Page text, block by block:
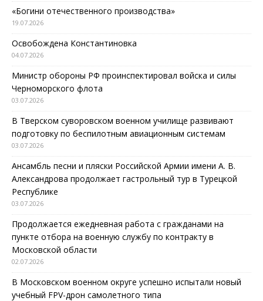
«Богини отечественного производства»
19.07.2026
Освобождена Константиновка
04.07.2026
Министр обороны РФ проинспектировал войска и силы
Черноморского флота
03.07.2026
В Тверском суворовском военном училище развивают
подготовку по беспилотным авиационным системам
03.07.2026
Ансамбль песни и пляски Российской Армии имени А. В.
Александрова продолжает гастрольный тур в Турецкой
Республике
03.07.2026
Продолжается ежедневная работа с гражданами на
пункте отбора на военную службу по контракту в
Московской области
02.07.2026
В Московском военном округе успешно испытали новый
учебный FPV-дрон самолетного типа